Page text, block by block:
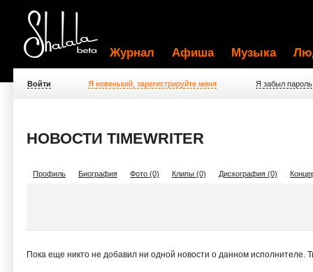
Журнал Афиша Музыка
Войти Я новенький, зарегистрируйте меня Я забыл пароль
НОВОСТИ TIMEWRITER
Профиль Биография Фото (0) Клипы (0) Дискография (0)
Пока еще никто не добавил ни одной новости о данном